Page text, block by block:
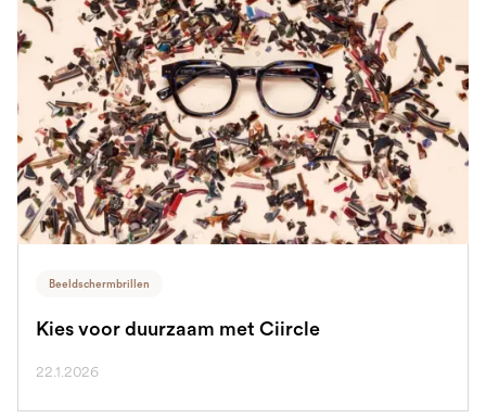
Beeldschermbrillen
Kies voor duurzaam met Ciircle
22.1.2026